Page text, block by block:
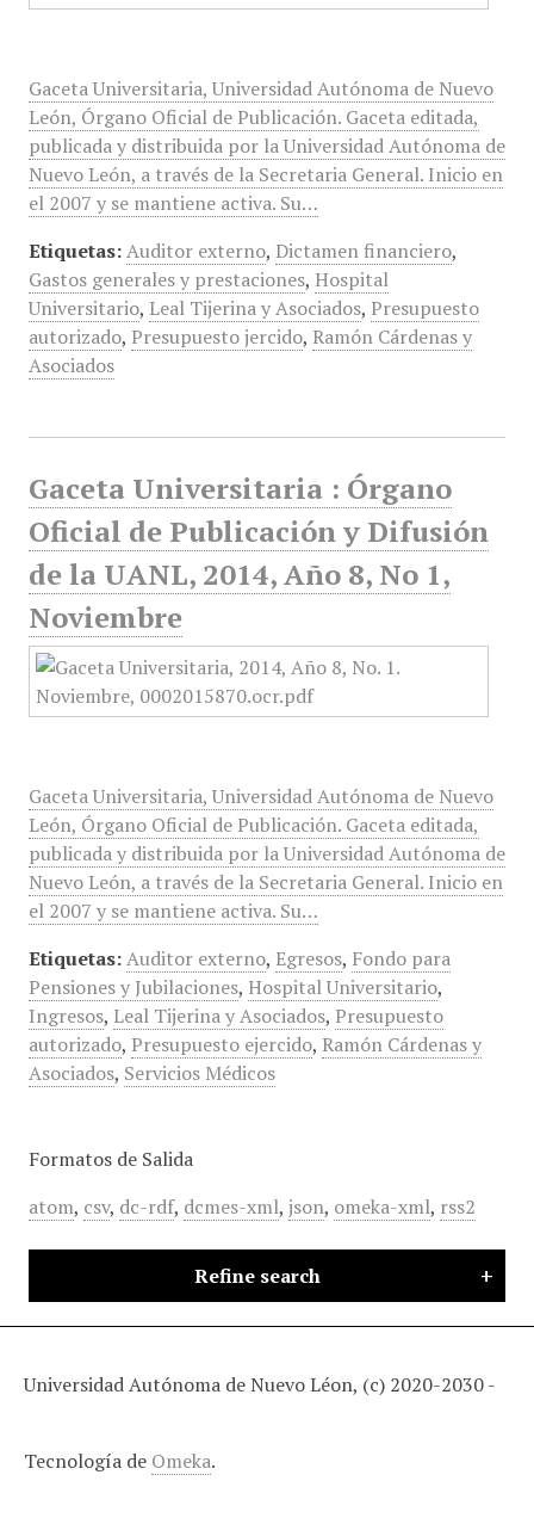
Gaceta Universitaria, Universidad Autónoma de Nuevo
León, Órgano Oficial de Publicación. Gaceta editada,
publicada y distribuida por la Universidad Autónoma de
Nuevo León, a través de la Secretaria General. Inicio en
el 2007 y se mantiene activa. Su…
Etiquetas: Auditor externo, Dictamen financiero,
Gastos generales y prestaciones, Hospital
Universitario, Leal Tijerina y Asociados, Presupuesto
autorizado, Presupuesto jercido, Ramón Cárdenas y
Asociados
Gaceta Universitaria : Órgano
Oficial de Publicación y Difusión
de la UANL, 2014, Año 8, No 1,
Noviembre
Gaceta Universitaria, Universidad Autónoma de Nuevo
León, Órgano Oficial de Publicación. Gaceta editada,
publicada y distribuida por la Universidad Autónoma de
Nuevo León, a través de la Secretaria General. Inicio en
el 2007 y se mantiene activa. Su…
Etiquetas: Auditor externo, Egresos, Fondo para
Pensiones y Jubilaciones, Hospital Universitario,
Ingresos, Leal Tijerina y Asociados, Presupuesto
autorizado, Presupuesto ejercido, Ramón Cárdenas y
Asociados, Servicios Médicos
Formatos de Salida
atom, csv, dc-rdf, dcmes-xml, json, omeka-xml, rss2
Refine search
Universidad Autónoma de Nuevo Léon, (c) 2020-2030 -
Tecnología de Omeka.